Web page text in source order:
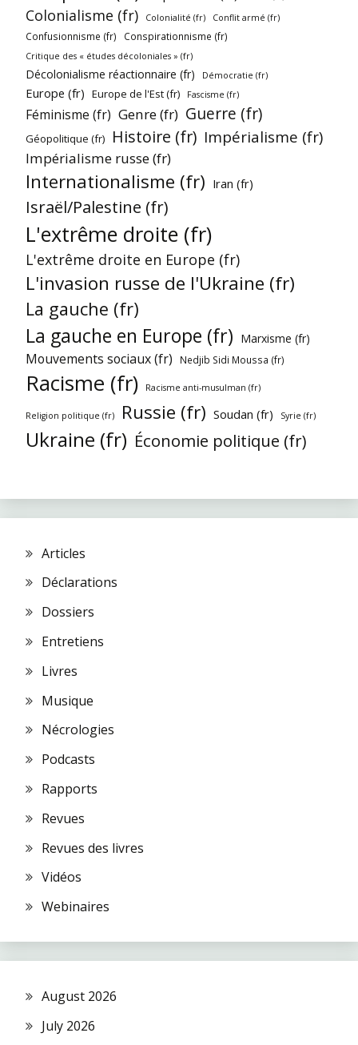
Colonialisme (fr) Colonialité (fr) Conflit armé (fr)
Confusionnisme (fr) Conspirationnisme (fr)
Critique des « études décoloniales » (fr)
Décolonialisme réactionnaire (fr) Démocratie (fr)
Europe (fr) Europe de l'Est (fr) Fascisme (fr)
Féminisme (fr) Genre (fr) Guerre (fr)
Géopolitique (fr) Histoire (fr) Impérialisme (fr)
Impérialisme russe (fr)
Internationalisme (fr) Iran (fr)
Israël/Palestine (fr)
L'extrême droite (fr)
L'extrême droite en Europe (fr)
L'invasion russe de l'Ukraine (fr)
La gauche (fr)
La gauche en Europe (fr) Marxisme (fr)
Mouvements sociaux (fr) Nedjib Sidi Moussa (fr)
Racisme (fr) Racisme anti-musulman (fr)
Religion politique (fr) Russie (fr) Soudan (fr) Syrie (fr)
Ukraine (fr) Économie politique (fr)
Articles
Déclarations
Dossiers
Entretiens
Livres
Musique
Nécrologies
Podcasts
Rapports
Revues
Revues des livres
Vidéos
Webinaires
August 2026
July 2026